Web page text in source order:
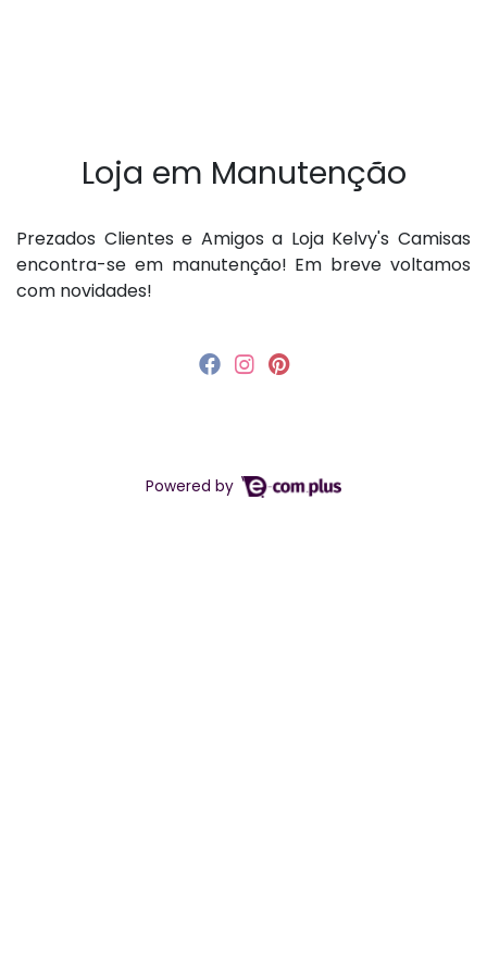
Loja em Manutenção
P rezados Clientes e Amigos a Loja Kelvy's Camisas
encontra-se em manutenção! Em breve voltamos
com novidades!
Powered by